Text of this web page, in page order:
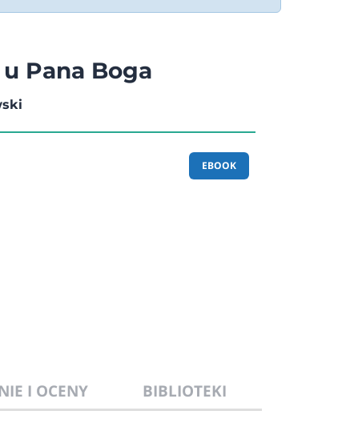
Pana Boga
EBOOK
I OCENY BIBLIOTEKI